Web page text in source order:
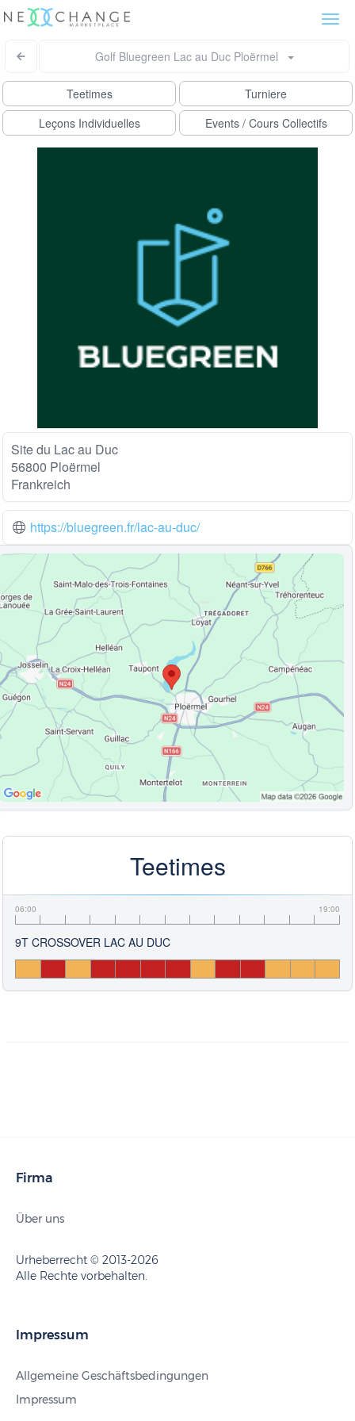
Golf Bluegreen Lac au Duc Ploërmel
Teetimes
Turniere
Leçons Individuelles
Events / Cours Collectifs
Site du Lac au Duc
56800 Ploërmel
Frankreich
https://bluegreen.fr/lac-au-duc/
Teetimes
06:00 19:00
9T CROSSOVER LAC AU DUC
Firma
Über uns
Urheberrecht © 2013-2026
Alle Rechte vorbehalten.
Impressum
Allgemeine Geschäftsbedingungen
Impressum